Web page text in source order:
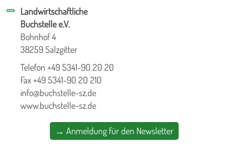
Landwirtschaftliche
Buchstelle e.V.
Bohnhof 4
38259 Salzgitter
Telefon +49 5341-90 20 20
Fax +49 5341-90 20 210
info@buchstelle-sz.de
www.buchstelle-sz.de
→ Anmeldung für den Newsletter